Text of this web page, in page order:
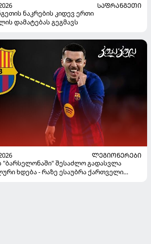
ᲡᲐᲤᲠᲐᲜᲒᲔᲗᲘ
ნაკრების კიდევ ერთი
დამატებას გეგმავს
ᲚᲔᲒᲘᲝᲜᲔᲠᲔᲑᲘ
"ბარსელონაში" შესაძლო გადასვლა
ხდება - რაზე ესაუბრა ქართველი